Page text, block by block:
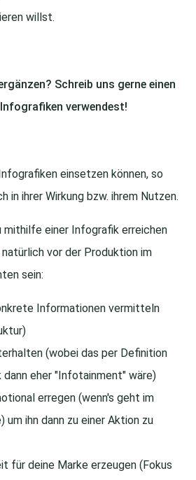
willst.
Schreib uns gerne einen
verwendest!
einsetzen können, so
in ihrer Wirkung bzw. ihrem Nutzen.
mithilfe einer Infografik erreichen
vor der Produktion im
sein:
Informationen vermitteln
(wobei das per Definition
eher "Infotainment" wäre)
erregen (wenn's geht im
um ihn dann zu einer Aktion zu
für deine Marke erzeugen (Fokus